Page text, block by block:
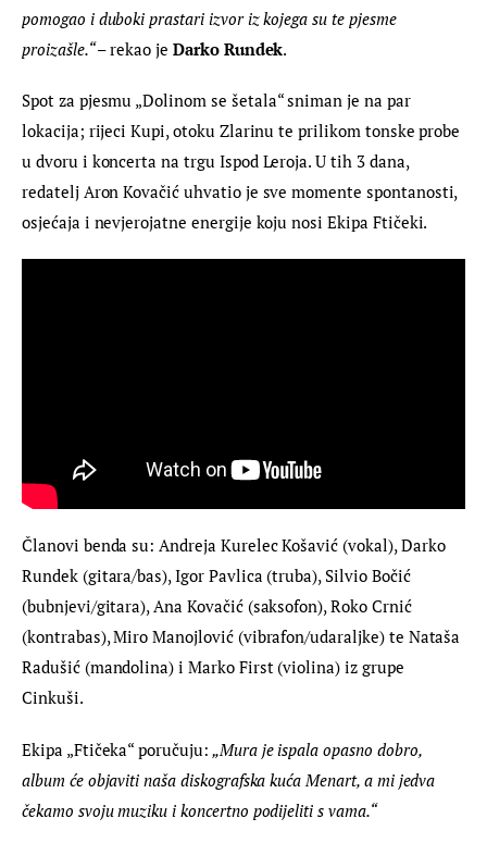
pomogao i duboki prastari izvor iz kojega su te pjesme
proizašle.“ – rekao je Darko Rundek.
Spot za pjesmu „Dolinom se šetala“ sniman je na par
lokacija; rijeci Kupi, otoku Zlarinu te prilikom tonske probe
u dvoru i koncerta na trgu Ispod Leroja. U tih 3 dana,
redatelj Aron Kovačić uhvatio je sve momente spontanosti,
osjećaja i nevjerojatne energije koju nosi Ekipa Ftičeki.
Članovi benda su: Andreja Kurelec Košavić (vokal), Darko
Rundek (gitara/bas), Igor Pavlica (truba), Silvio Bočić
(bubnjevi/gitara), Ana Kovačić (saksofon), Roko Crnić
(kontrabas), Miro Manojlović (vibrafon/udaraljke) te Nataša
Radušić (mandolina) i Marko First (violina) iz grupe
Cinkuši.
Ekipa „Ftičeka“ poručuju: „Mura je ispala opasno dobro,
album će objaviti naša diskografska kuća Menart, a mi jedva
čekamo svoju muziku i koncertno podijeliti s vama.“